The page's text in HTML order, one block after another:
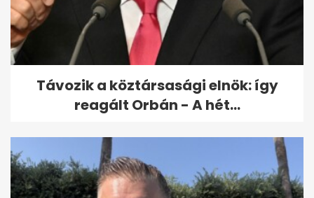
Tisza-kormány: megszűnik az
önkéntes
fogyasztáscsökkentés
Távozik a köztársasági elnök: így
reagált Orbán - A hét...